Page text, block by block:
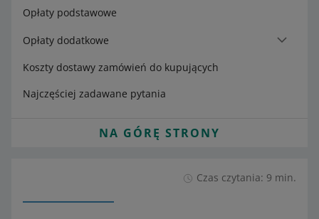
Opłaty podstawowe
Opłaty dodatkowe
Koszty dostawy zamówień do kupujących
Najczęściej zadawane pytania
NA GÓRĘ STRONY
Czas czytania: 9 min.